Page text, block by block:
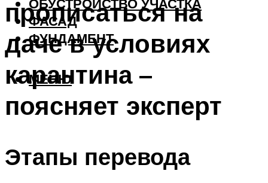
ОБУСТРОЙСТВО УЧАСТКА
ФАСАД
ФУНДАМЕНТ
МЕНЮ
прописаться на
даче в условиях
карантина –
поясняет эксперт
Этапы перевода